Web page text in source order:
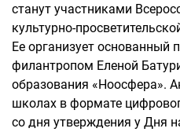
станут участниками
культурно-
Ее организует основанный
филантропом Еленой
образования «Ноосфера».
школах в формате
со дня утверждения у Дня